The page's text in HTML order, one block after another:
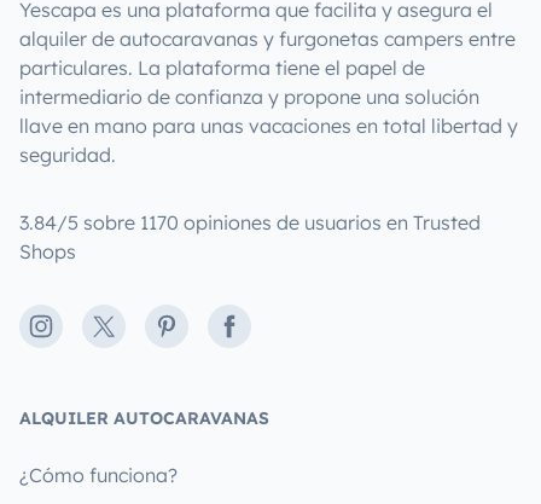
Yescapa es una plataforma que facilita y asegura el
alquiler de autocaravanas y furgonetas campers entre
particulares. La plataforma tiene el papel de
intermediario de confianza y propone una solución
llave en mano para unas vacaciones en total libertad y
seguridad.
3.84/5 sobre 1170 opiniones de usuarios en Trusted
Shops
Instagram
X PinterestFacebook
ALQUILER AUTOCARAVANAS
¿Cómo funciona?